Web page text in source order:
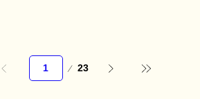
23
Page